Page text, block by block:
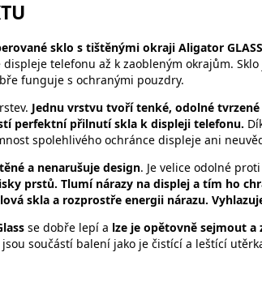
sklo s tištěnými okraji Aligator
telefonu až k zaobleným okrajům. Sklo
funguje s ochranými pouzdry.
Jednu vrstvu tvoří tenké, odolné
perfektní přilnutí skla k displeji telefonu.
spolehlivého ochránce displeje ani
a nenarušuje design. Je velice odolné
prstů. Tlumí nárazy na displej a tím ho
skla a rozprostře energii nárazu.
se dobře lepí a lze je opětovně sejmout a
součástí balení jako je čistící a leštící